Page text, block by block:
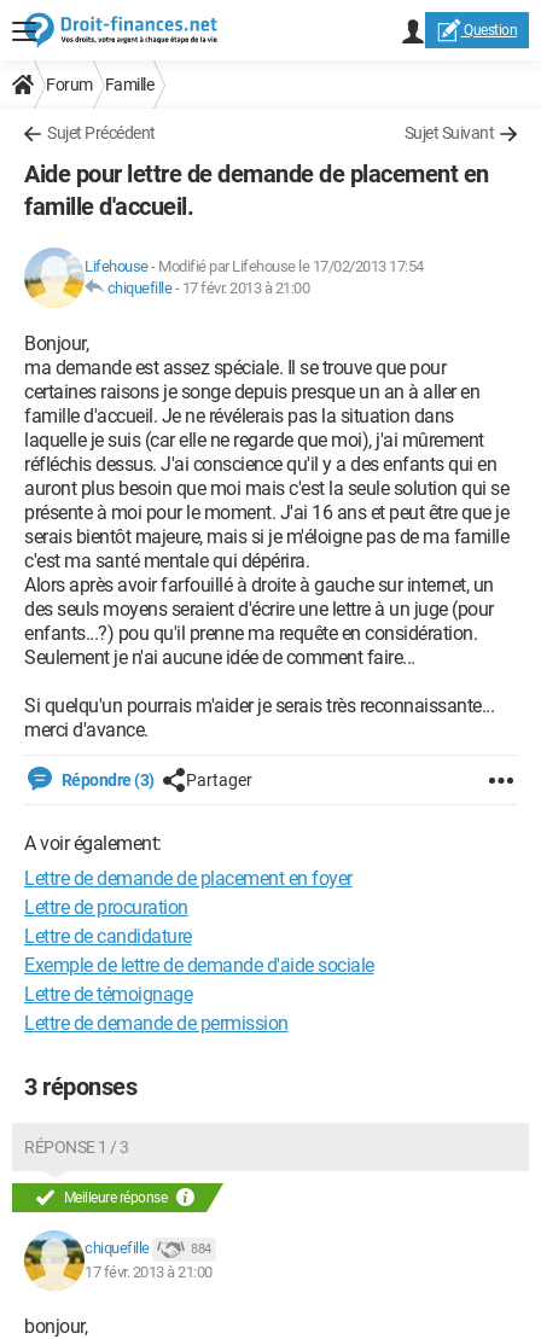
Question
Forum Famille
Sujet Précédent Sujet Suivant
Aide pour lettre de demande de placement en
famille d'accueil.
Lifehouse- Modifié par Lifehouse le 17/02/2013 17:54
chiquefille- 17 févr. 2013 à 21:00
Bonjour,
ma demande est assez spéciale. Il se trouve que pour
certaines raisons je songe depuis presque un an à aller en
famille d'accueil. Je ne révélerais pas la situation dans
laquelle je suis (car elle ne regarde que moi), j'ai mûrement
réfléchis dessus. J'ai conscience qu'il y a des enfants qui en
auront plus besoin que moi mais c'est la seule solution qui se
présente à moi pour le moment. J'ai 16 ans et peut être que je
serais bientôt majeure, mais si je m'éloigne pas de ma famille
c'est ma santé mentale qui dépérira.
Alors après avoir farfouillé à droite à gauche sur internet, un
des seuls moyens seraient d'écrire une lettre à un juge (pour
enfants...?) pou qu'il prenne ma requête en considération.
Seulement je n'ai aucune idée de comment faire...
Si quelqu'un pourrais m'aider je serais très reconnaissante...
merci d'avance.
Répondre (3) Partager
A voir également:
Lettre de demande de placement en foyer
Lettre de procuration
Lettre de candidature
Exemple de lettre de demande d'aide sociale
Lettre de témoignage
Lettre de demande de permission
3 réponses
RÉPONSE 1 / 3
Meilleure réponse
chiquefille 884
17 févr. 2013 à 21:00
bonjour,